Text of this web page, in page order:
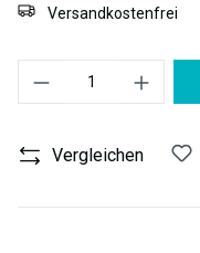
Versandkostenfrei
Vergleichen